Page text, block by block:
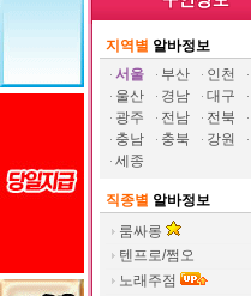
지역별 알바정보
서울
부산 인천
울산
경남 대구
광주
전남 전북
충남
충북 강원
세종
직종별 알바정보
룸싸롱
텐프로/쩜오
노래주점